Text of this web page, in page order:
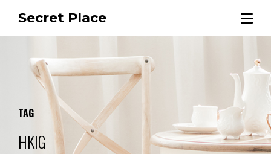
Secret Place
TAG
HKIG